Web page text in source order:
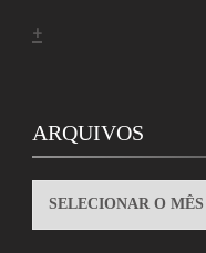
+
ARQUIVOS
ARQUIVOS